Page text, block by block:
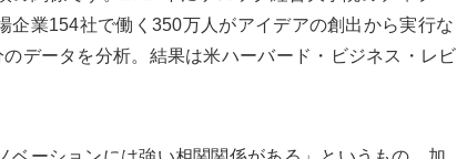
企業154社で働く350万人がアイデアの創出から実行な
データを分析。結果は米ハーバード・ビジネス・レビ